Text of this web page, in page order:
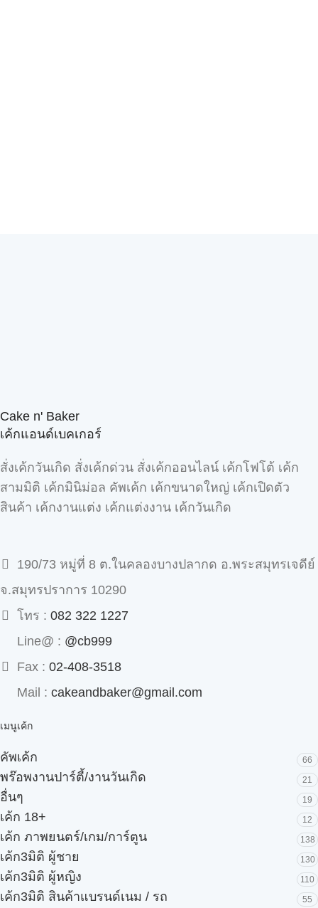
Cake n' Baker
เค้กแอนด์เบคเกอร์
สั่งเค้กวันเกิด สั่งเค้กด่วน สั่งเค้กออนไลน์ เค้กโฟโต้ เค้ก
สามมิติ เค้กมินิม่อล คัพเค้ก เค้กขนาดใหญ่ เค้กเปิดตัว
สินค้า เค้กงานแต่ง เค้กแต่งงาน เค้กวันเกิด
190/73 หมู่ที่ 8 ต.ในคลองบางปลากด อ.พระสมุทรเจดีย์
จ.สมุทรปราการ 10290
โทร : 082 322 1227
Line@ : @cb999
Fax : 02-408-3518
Mail : cakeandbaker@gmail.com
เมนูเค้ก
คัพเค้ก 66
พร๊อพงานปาร์ตี้/งานวันเกิด 21
อื่นๆ 19
เค้ก 18+ 12
เค้ก ภาพยนตร์/เกม/การ์ตูน 138
เค้ก3มิติ ผู้ชาย 130
เค้ก3มิติ ผู้หญิง 110
เค้ก3มิติ สินค้าแบรนด์เนม / รถ 55